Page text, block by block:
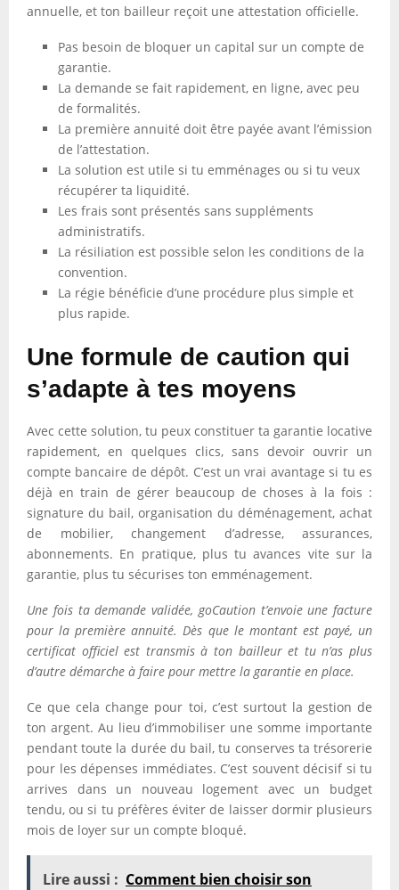
annuelle, et ton bailleur reçoit une attestation officielle.
Pas besoin de bloquer un capital sur un compte de
garantie.
La demande se fait rapidement, en ligne, avec peu
de formalités.
La première annuité doit être payée avant l’émission
de l’attestation.
La solution est utile si tu emménages ou si tu veux
récupérer ta liquidité.
Les frais sont présentés sans suppléments
administratifs.
La résiliation est possible selon les conditions de la
convention.
La régie bénéficie d’une procédure plus simple et
plus rapide.
Une formule de caution qui
s’adapte à tes moyens
Avec cette solution, tu peux constituer ta garantie locative
rapidement, en quelques clics, sans devoir ouvrir un
compte bancaire de dépôt. C’est un vrai avantage si tu es
déjà en train de gérer beaucoup de choses à la fois :
signature du bail, organisation du déménagement, achat
de mobilier, changement d’adresse, assurances,
abonnements. En pratique, plus tu avances vite sur la
garantie, plus tu sécurises ton emménagement.
Une fois ta demande validée, goCaution t’envoie une facture
pour la première annuité. Dès que le montant est payé, un
certificat officiel est transmis à ton bailleur et tu n’as plus
d’autre démarche à faire pour mettre la garantie en place.
Ce que cela change pour toi, c’est surtout la gestion de
ton argent. Au lieu d’immobiliser une somme importante
pendant toute la durée du bail, tu conserves ta trésorerie
pour les dépenses immédiates. C’est souvent décisif si tu
arrives dans un nouveau logement avec un budget
tendu, ou si tu préfères éviter de laisser dormir plusieurs
mois de loyer sur un compte bloqué.
Lire aussi : Comment bien choisir son